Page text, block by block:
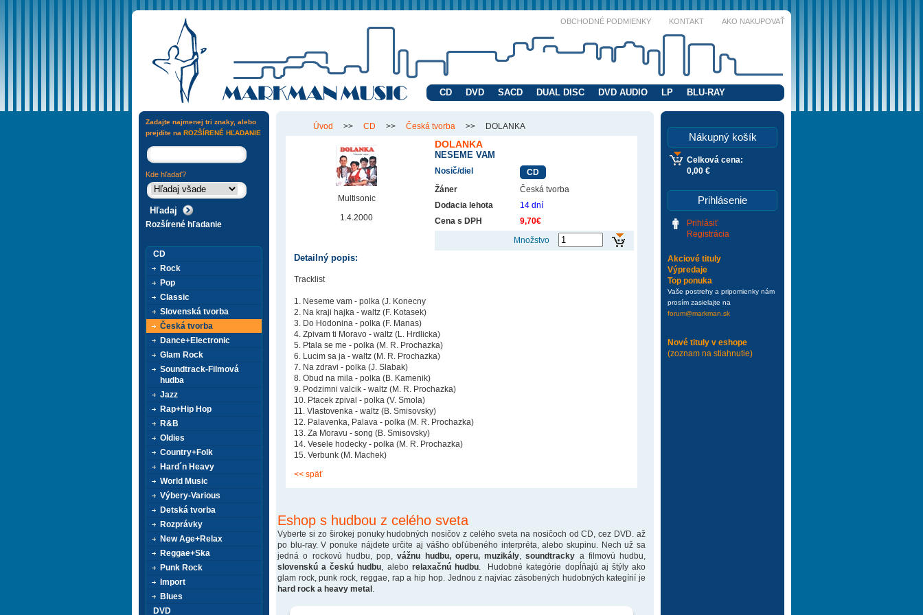
OBCHODNÉ PODMIENKY KONTAKT AKO NAKUPOVAŤ
CD DVD SACD DUAL DISC DVD AUDIO LP BLU-RAY
Úvod >> CD >> Česká tvorba >> DOLANKA
Multisonic
1.4.2000
DOLANKA
NESEME VAM
Nosič/diel
CD
Žáner
Česká tvorba
Dodacia lehota
14 dní
Cena s DPH
9,70€
Množstvo
Detailný popis:
Tracklist
1. Neseme vam - polka (J. Konecny
2. Na kraji hajka - waltz (F. Kotasek)
3. Do Hodonina - polka (F. Manas)
4. Zpivam ti Moravo - waltz (L. Hrdlicka)
5. Ptala se me - polka (M. R. Prochazka)
6. Lucim sa ja - waltz (M. R. Prochazka)
7. Na zdravi - polka (J. Slabak)
8. Obud na mila - polka (B. Kamenik)
9. Podzimni valcik - waltz (M. R. Prochazka)
10. Ptacek zpival - polka (V. Smola)
11. Vlastovenka - waltz (B. Smisovsky)
12. Palavenka, Palava - polka (M. R. Prochazka)
13. Za Moravu - song (B. Smisovsky)
14. Vesele hodecky - polka (M. R. Prochazka)
15. Verbunk (M. Machek)
<< späť
Eshop s hudbou z celého sveta
Vyberte si zo širokej ponuky hudobných nosičov z celého sveta na nosičoch od CD, cez DVD. až
po blu-ray. V ponuke nájdete určite aj vášho obľúbeného interpréta, alebo skupinu. Nech už sa
jedná o rockovú hudbu, pop,vážnu hudbu, operu, muzikály ,soundtracky a filmovú hudbu,
slovenskú a českú hudbu , alebo relaxačnú hudbu. Hudobné kategórie dopĺňajú aj štýly ako
glam rock, punk rock, reggae, rap a hip hop. Jednou z najviac zásobených hudobných kategírií je
hard rock a heavy metal
Nákupný košík
Celková cena:
0,00 €
Prihlásenie
Prihlásiť
Registrácia
Akciové tituly
Výpredaje
Top ponuka
Vaše postrehy a pripomienky nám
prosím zasielajte na
forum@markman.sk
Nové tituly v eshope
(zoznam na stiahnutie)
Zadajte najmenej tri znaky, alebo
prejdite na ROZŠÍRENÉ HĽADANIE
Kde hľadať?
Rozšírené hľadanie
CD
Rock
Pop
Classic
Slovenská tvorba
Česká tvorba
Dance+Electronic
Glam Rock
Soundtrack-Filmová
hudba
Jazz
Rap+Hip Hop
R&B
Oldies
Country+Folk
Hard´n Heavy
World Music
Výbery-Various
Detská tvorba
Rozprávky
New Age+Relax
Reggae+Ska
Punk Rock
Import
Blues
DVD